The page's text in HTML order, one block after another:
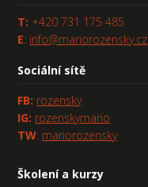
T: +420 731 175 485
E: info@mariorozensky.cz
Sociální sítě
FB: rozensky
IG: rozenskymario
TW: mariorozensky
Školení a kurzy